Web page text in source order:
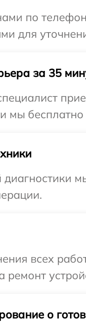
по
для
за 35
мы
всех
ремонт
о